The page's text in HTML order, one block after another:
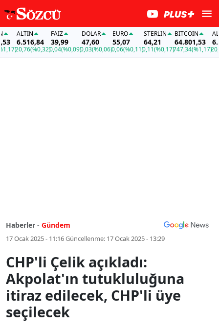
ALTIN
6.516,84
20,76(%0,32)
FAİZ
39,99
0,04(%0,09)
DOLAR
47,60
0,03(%0,06)
EURO
55,07
0,06(%0,11)
STERLIN
64,21
0,11(%0,17)
BITCOIN
64.801,53
747,34(%1,17)
Haberler - Gündem
17 Ocak 2025 - 11:16Güncellenme: 17 Ocak 2025 - 13:29
CHP'li Çelik açıkladı:
Akpolat'ın tutukluluğuna
itiraz edilecek, CHP'li üye
seçilecek